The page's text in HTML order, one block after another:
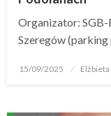
Organizator: SGB-
Szeregów
15/09/2025